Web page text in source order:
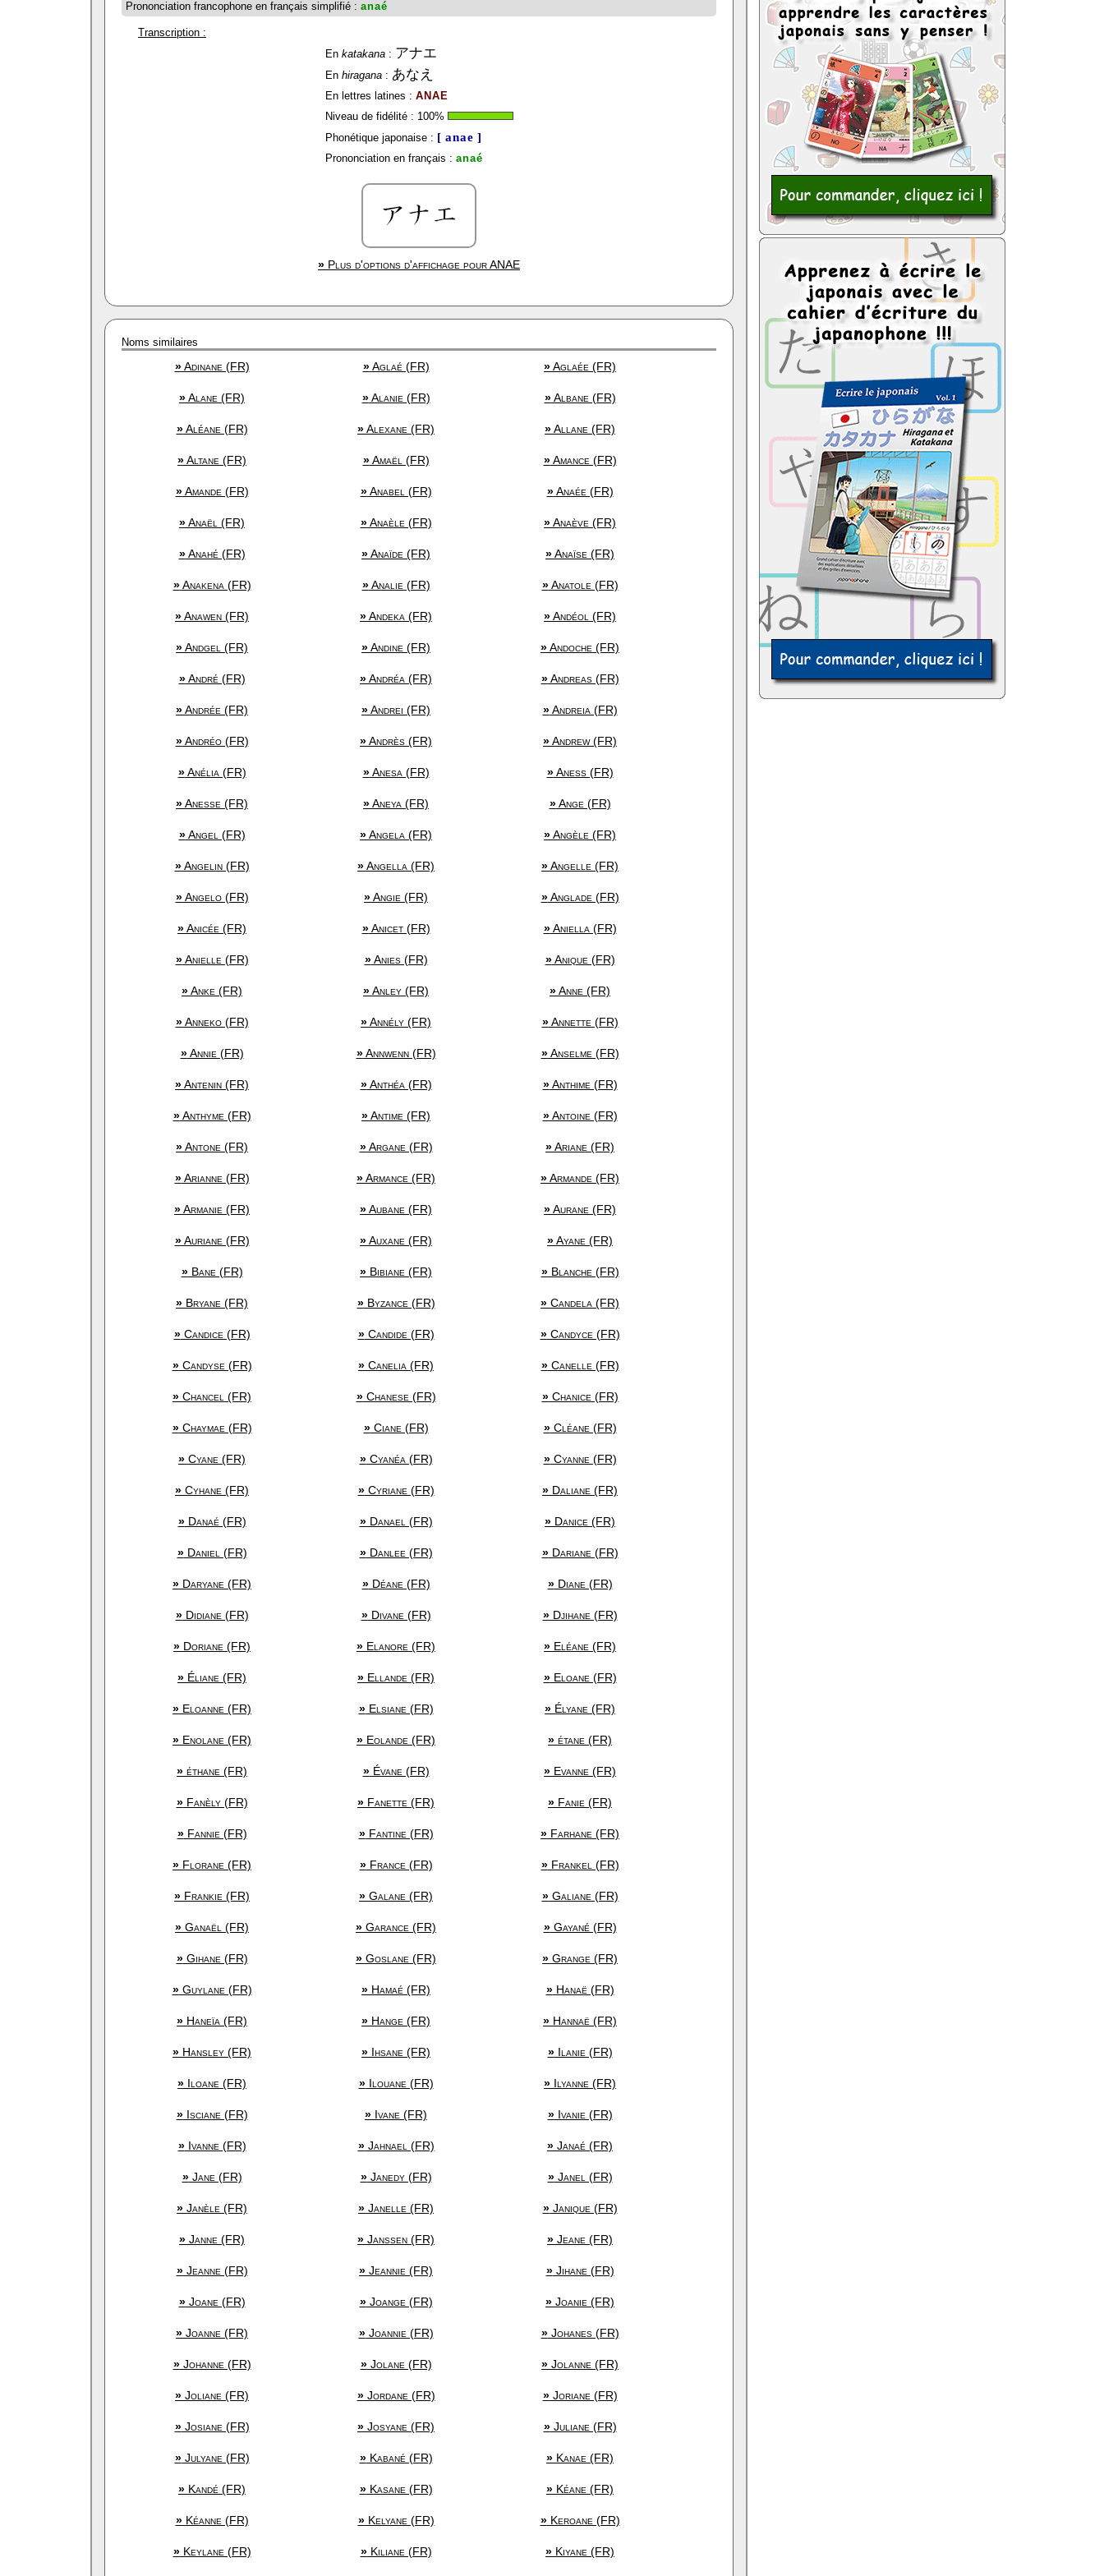
Prononciation francophone en français simplifié : anaé
Transcription :
En katakana: アナエ
En hiragana: あなえ
En lettres latines : ANAE
Niveau de fidélité : 100%
Phonétique japonaise : [ anae ]
Prononciation en français : anaé
» Plus d'options d'affichage pourANAE
Noms similaires
»Adinane (FR) »Aglaé (FR) »Aglaée (FR)
»Alane (FR) »Alanie (FR) »Albane (FR)
»Aléane (FR) »Alexane (FR) »Allane (FR)
»Altane (FR) »Amaël (FR) »Amance (FR)
»Amande (FR) »Anabel (FR) »Anaée (FR)
»Anaël (FR) »Anaèle (FR) »Anaève (FR)
»Anahé (FR) »Anaïde (FR) »Anaïse (FR)
»Anakena (FR) »Analie (FR) »Anatole (FR)
»Anawen (FR) »Andeka (FR) »Andéol (FR)
»Andgel (FR) »Andine (FR) »Andoche (FR)
»André (FR) »Andréa (FR) »Andreas (FR)
»Andrée (FR) »Andrei (FR) »Andreia (FR)
»Andréo (FR) »Andrès (FR) »Andrew (FR)
»Anélia (FR) »Anesa (FR) »Aness (FR)
»Anesse (FR) »Aneya (FR) »Ange (FR)
»Angel (FR) »Angela (FR) »Angèle (FR)
»Angelin (FR) »Angella (FR) »Angelle (FR)
»Angelo (FR) »Angie (FR) »Anglade (FR)
»Anicée (FR) »Anicet (FR) »Aniella (FR)
»Anielle (FR) »Anies (FR) »Anique (FR)
»Anke (FR) »Anley (FR) »Anne (FR)
»Anneko (FR) »Annély (FR) »Annette (FR)
»Annie (FR) »Annwenn (FR) »Anselme (FR)
»Antenin (FR) »Anthéa (FR) »Anthime (FR)
»Anthyme (FR) »Antime (FR) »Antoine (FR)
»Antone (FR) »Argane (FR) »Ariane (FR)
»Arianne (FR) »Armance (FR) »Armande (FR)
»Armanie (FR) »Aubane (FR) »Aurane (FR)
»Auriane (FR) »Auxane (FR) »Ayane (FR)
»Bane (FR) » Bibiane (FR) »Blanche (FR)
» Bryane (FR) »Byzance (FR) » Candela (FR)
»Candice (FR) »Candide (FR) »Candyce (FR)
»Candyse (FR) » Canelia (FR) »Canelle (FR)
» Chancel (FR) »Chanese (FR) »Chanice (FR)
»Chaymae (FR) »Ciane (FR) »Cléane (FR)
» Cyane (FR) »Cyanéa (FR) »Cyanne (FR)
» Cyhane (FR) »Cyriane (FR) » Daliane (FR)
»Danaé (FR) »Danael (FR) » Danice (FR)
»Daniel (FR) »Danlee (FR) »Dariane (FR)
» Daryane (FR) »Déane (FR) »Diane (FR)
»Didiane (FR) »Divane (FR) »Djihane (FR)
» Doriane (FR) » Elanore (FR) » Eléane (FR)
» Éliane (FR) » Ellande (FR) »Eloane (FR)
» Eloanne (FR) »Elsiane (FR) » Élyane (FR)
» Enolane (FR) » Eolande (FR) » étane (FR)
» éthane (FR) »Évane (FR) » Evanne (FR)
»Fanèly (FR) » Fanette (FR) » Fanie (FR)
»Fannie (FR) »Fantine (FR) » Farhane (FR)
» Florane (FR) »France (FR) »Frankel (FR)
» Frankie (FR) » Galane (FR) »Galiane (FR)
» Ganaël (FR) » Garance (FR) »Gayané (FR)
»Gihane (FR) » Goslane (FR) » Grange (FR)
»Guylane (FR) » Hamaé (FR) »Hanaë (FR)
» Haneïa (FR) » Hange (FR) » Hannaë (FR)
» Hansley (FR) » Ihsane (FR) »Ilanie (FR)
» Iloane (FR) »Ilouane (FR) » Ilyanne (FR)
»Isciane (FR) » Ivane (FR) »Ivanie (FR)
»Ivanne (FR) »Jahnael (FR) » Janaé (FR)
»Jane (FR) »Janedy (FR) »Janel (FR)
» Janèle (FR) » Janelle (FR) »Janique (FR)
» Janne (FR) » Janssen (FR) » Jeane (FR)
»Jeanne (FR) » Jeannie (FR) »Jihane (FR)
»Joane (FR) »Joange (FR) » Joanie (FR)
» Joanne (FR) »Joannie (FR) »Johanes (FR)
»Johanne (FR) »Jolane (FR) » Jolanne (FR)
» Joliane (FR) »Jordane (FR) »Joriane (FR)
»Josiane (FR) » Josyane (FR) »Juliane (FR)
»Julyane (FR) »Kabané (FR) » Kanae (FR)
» Kandé (FR) »Kasane (FR) » Kéane (FR)
»Kéanne (FR) »Kelyane (FR) »Keroane (FR)
»Keylane (FR) »Kiliane (FR) » Kiyane (FR)